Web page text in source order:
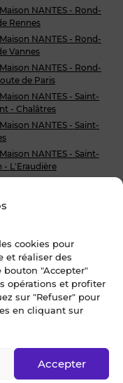
cookies pour
et réaliser des
bouton "Accepter"
opérations et profiter
sur "Refuser" pour
en cliquant sur
Accepter
Loire-Atlantique»
NANTES - Rond-
Rennes
NANTES - Rond-
Vannes
NANTES - Rond-
de Paris
NANTES - Saint-
- Chalâtres
NANTES - Saint-
NANTES - Saint-
- L'Eraudière
- Saint-Félix
NANTES - Sainte-
NANTES - Tortière -
NANTES - Zola